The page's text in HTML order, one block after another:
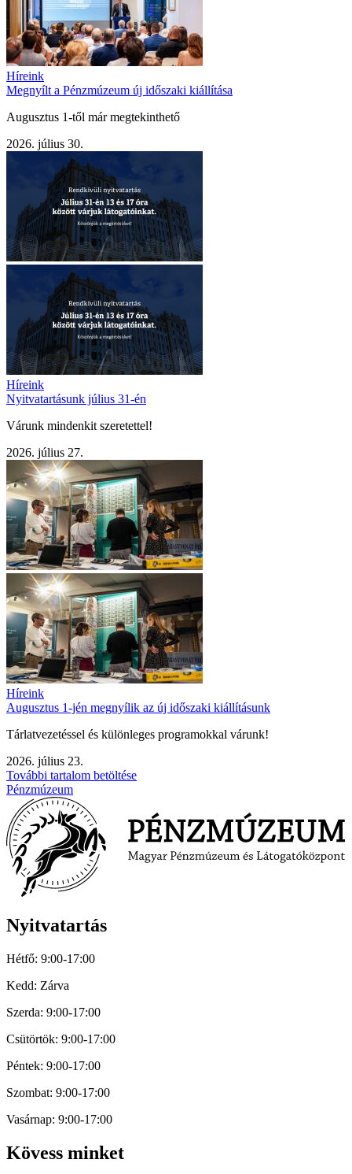
Híreink
Megnyílt a Pénzmúzeum új időszaki kiállítása
Augusztus 1-től már megtekinthető
2026. július 30.
Híreink
Nyitvatartásunk július 31-én
Várunk mindenkit szeretettel!
2026. július 27.
Híreink
Augusztus 1-jén megnyílik az új időszaki kiállításunk
Tárlatvezetéssel és különleges programokkal várunk!
2026. július 23.
További tartalom betöltése
Pénzmúzeum
Nyitvatartás
Hétfő: 9:00-17:00
Kedd: Zárva
Szerda: 9:00-17:00
Csütörtök: 9:00-17:00
Péntek: 9:00-17:00
Szombat: 9:00-17:00
Vasárnap: 9:00-17:00
Kövess minket